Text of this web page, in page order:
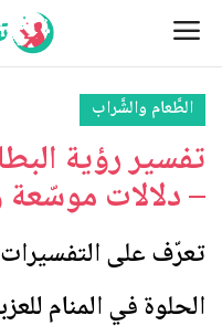
الصفحة الرئيسية
اتصل بنا
الأماكن
من نحن
الطَّعام والشَّراب
تفسير رؤية
– دلالات
تعرّف على التفسيرات
الحلوة في المنام